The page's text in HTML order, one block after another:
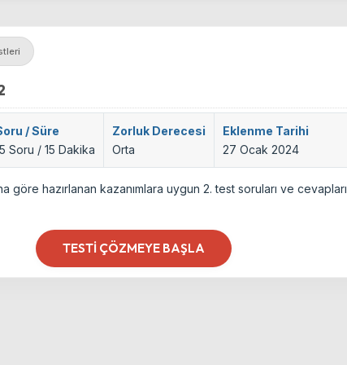
/ Süre
Soru / 15 Dakika
Zorluk Derecesi
Orta
Eklenme Tarihi
27 Ocak 2024
göre hazırlanan kazanımlara uygun 2. test soruları ve cevapları
TESTI ÇÖZMEYE BAŞLA